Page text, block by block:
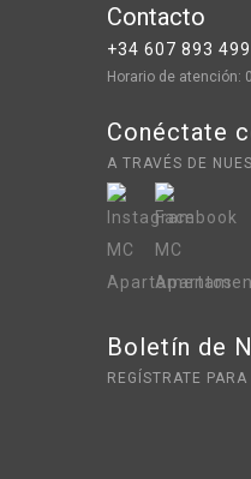
Contacto
+34 607 893 499
Horario de atención:
Conéctate
A TRAVÉS DE
Boletín de
REGÍSTRATE